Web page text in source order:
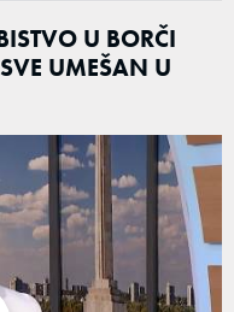
U BORČI
UMEŠAN U